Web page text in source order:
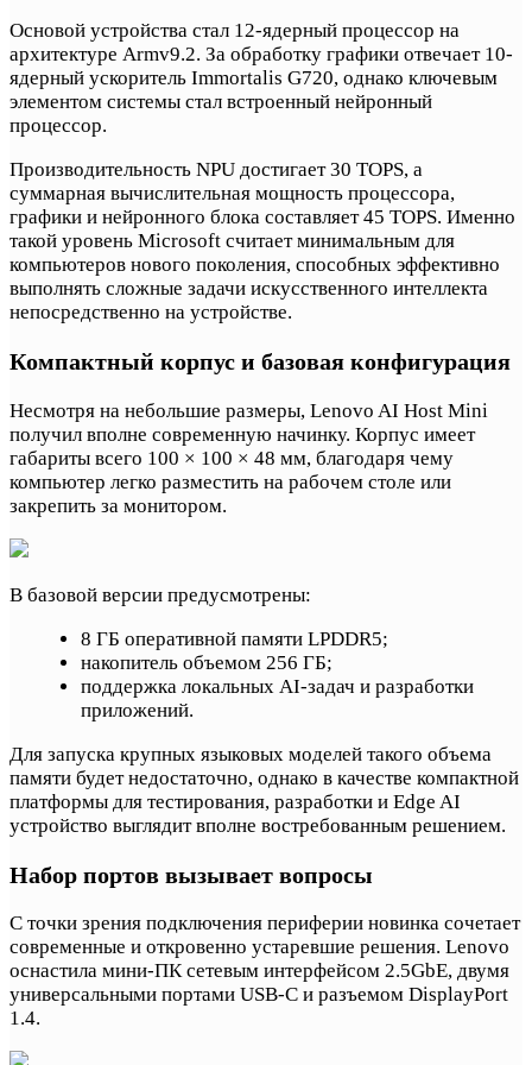
Основой устройства стал 12-ядерный процессор на
архитектуре Armv9.2. За обработку графики отвечает 10-
ядерный ускоритель Immortalis G720, однако ключевым
элементом системы стал встроенный нейронный
процессор.
Производительность NPU достигает 30 TOPS, а
суммарная вычислительная мощность процессора,
графики и нейронного блока составляет 45 TOPS. Именно
такой уровень Microsoft считает минимальным для
компьютеров нового поколения, способных эффективно
выполнять сложные задачи искусственного интеллекта
непосредственно на устройстве.
Компактный корпус и базовая конфигурация
Несмотря на небольшие размеры, Lenovo AI Host Mini
получил вполне современную начинку. Корпус имеет
габариты всего 100 × 100 × 48 мм, благодаря чему
компьютер легко разместить на рабочем столе или
закрепить за монитором.
В базовой версии предусмотрены:
8 ГБ оперативной памяти LPDDR5;
накопитель объемом 256 ГБ;
поддержка локальных AI-задач и разработки
приложений.
Для запуска крупных языковых моделей такого объема
памяти будет недостаточно, однако в качестве компактной
платформы для тестирования, разработки и Edge AI
устройство выглядит вполне востребованным решением.
Набор портов вызывает вопросы
С точки зрения подключения периферии новинка сочетает
современные и откровенно устаревшие решения. Lenovo
оснастила мини-ПК сетевым интерфейсом 2.5GbE, двумя
универсальными портами USB-C и разъемом DisplayPort
1.4.